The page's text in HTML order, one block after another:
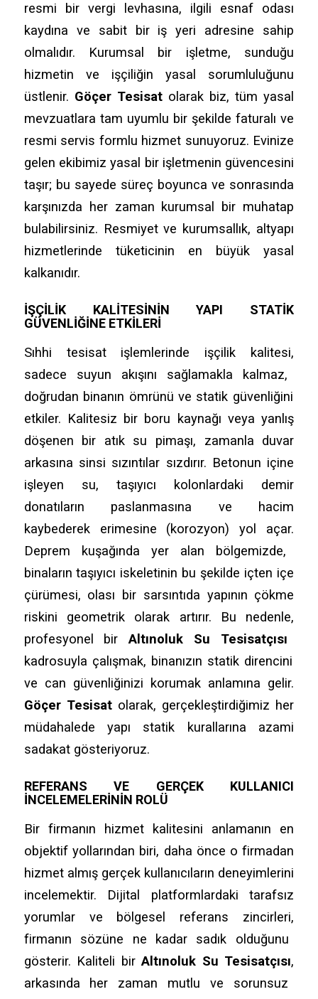
resmi bir vergi levhasına, ilgili esnaf odası
kaydına ve sabit bir iş yeri adresine sahip
olmalıdır. Kurumsal bir işletme, sunduğu
hizmetin ve işçiliğin yasal sorumluluğunu
üstlenir. Göçer Tesisatolarak biz, tüm yasal
mevzuatlara tam uyumlu bir şekilde faturalı ve
resmi servis formlu hizmet sunuyoruz. Evinize
gelen ekibimiz yasal bir işletmenin güvencesini
taşır; bu sayede süreç boyunca ve sonrasında
karşınızda her zaman kurumsal bir muhatap
bulabilirsiniz. Resmiyet ve kurumsallık, altyapı
hizmetlerinde tüketicinin en büyük yasal
kalkanıdır.
İŞÇILIK KALITESININ YAPI STATIK
GÜVENLIĞINE ETKILERI
Sıhhi tesisat işlemlerinde işçilik kalitesi,
sadece suyun akışını sağlamakla kalmaz,
doğrudan binanın ömrünü ve statik güvenliğini
etkiler. Kalitesiz bir boru kaynağı veya yanlış
döşenen bir atık su pimaşı, zamanla duvar
arkasına sinsi sızıntılar sızdırır. Betonun içine
işleyen su, taşıyıcı kolonlardaki demir
donatıların paslanmasına ve hacim
kaybederek erimesine (korozyon) yol açar.
Deprem kuşağında yer alan bölgemizde,
binaların taşıyıcı iskeletinin bu şekilde içten içe
çürümesi, olası bir sarsıntıda yapının çökme
riskini geometrik olarak artırır. Bu nedenle,
profesyonel birAltınoluk Su Tesisatçısı
kadrosuyla çalışmak, binanızın statik direncini
ve can güvenliğinizi korumak anlamına gelir.
Göçer Tesisatolarak, gerçekleştirdiğimiz her
müdahalede yapı statik kurallarına azami
sadakat gösteriyoruz.
REFERANS VE GERÇEK KULLANICI
İNCELEMELERININ ROLÜ
Bir firmanın hizmet kalitesini anlamanın en
objektif yollarından biri, daha önce o firmadan
hizmet almış gerçek kullanıcıların deneyimlerini
incelemektir. Dijital platformlardaki tarafsız
yorumlar ve bölgesel referans zincirleri,
firmanın sözüne ne kadar sadık olduğunu
gösterir. Kaliteli birAltınoluk Su Tesisatçısı,
arkasında her zaman mutlu ve sorunsuz